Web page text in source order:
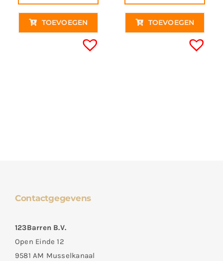
€ 13,95€ 11,53.
€ 9,95€ 8,22.
TOEVOEGEN TOEVOEGEN
Contactgegevens
123Barren B.V.
Open Einde 12
9581 AM Musselkanaal